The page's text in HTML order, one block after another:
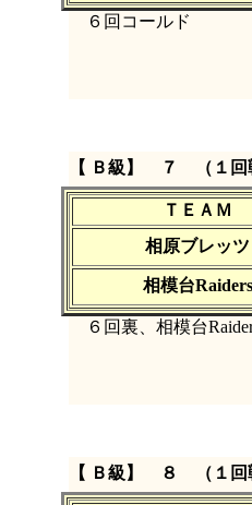
６回コールド
【 Ｂ級】 ７ （１回
ＴＥＡＭ
相原ブレッツ
相模台Raiders
６回裏、相模台
【 Ｂ級】 ８ （１回